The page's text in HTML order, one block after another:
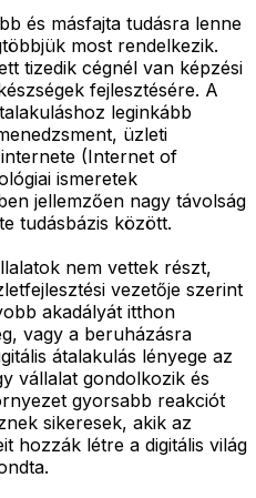
és másfajta tudásra lenne
most rendelkezik.
tizedik cégnél van képzési
fejlesztésére. A
leginkább
üzleti
(Internet of
ismeretek
jellemzően nagy távolság
tudásbázis között.
nem vettek részt,
vezetője szerint
akadályát itthon
vagy a beruházásra
átalakulás lényege az
vállalat gondolkozik és
gyorsabb reakciót
sikeresek, akik az
hozzák létre a digitális világ